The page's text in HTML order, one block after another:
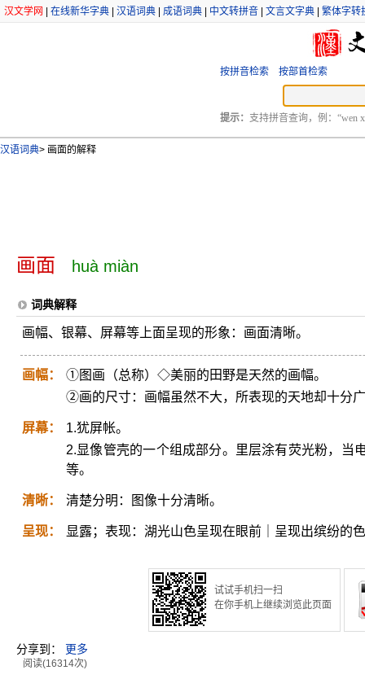
汉文学网 在线新华字典 汉语词典 成语词典 中文转拼音 文言文字典 繁体字转
按拼音检索 按部首检索
提示： 支持拼音查询，例：“wen
汉语词典> 画面的解释
画面 huà miàn
词典解释
画幅、银幕、屏幕等上面呈现的形象：画面清晰。
画幅：
①图画（总称）◇美丽的田野是天然的画幅。
②画的尺寸：画幅虽然不大，所表现的天地却十分
屏幕：
1.犹屏帐。
2.显像管壳的一个组成部分。里层涂有荧光粉，当
等。
清晰： 清楚分明：图像十分清晰。
呈现： 显露；表现：湖光山色呈现在眼前｜呈现出缤纷的
试试手机扫一扫
在你手机上继续浏览此页面
分享到： 更多
阅读(16314次)